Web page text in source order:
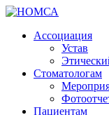
Ассоциация
Устав
Стоматологам
Пациентам